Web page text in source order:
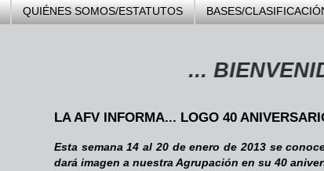
QUIÉNES SOMOS/ESTATUTOS BASES/
... BIENVENIDOS
LA AFV INFORMA... LOGO 40
Esta semana 14 al 20 de enero de 2013 se
dará imagen a nuestra Agrupación en su 40